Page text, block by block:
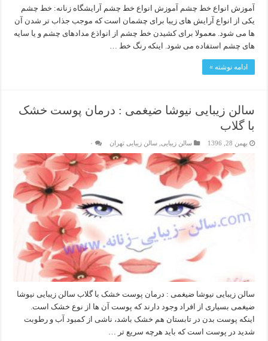
آموزش انواع خط چشم آموزش انواع خط چشم آرایشگاه زنانه: خط چشم
یکی از انواع آرایش های زیبا برای چشمان است که موجب جذاب تر شدن آن
ها می شود. معمولا برای کشیدن خط چشم از انواذع مدادهای چشم و یا سایه
های چشم استفاده می شود. اینکه رنگ خط …
ادامه نوشته »
سالن زیبایی نیوشا ضیغمی : درمان پوست خشک
با گلاب
بهمن 28, 1396 سالن زیبایی ,سالن زیبایی تهران ۰
سالن زیبایی نیوشا ضیغمی : درمان پوست خشک با گلاب سالن زیبایی نیوشا
ضیغمی بسیاری از افراد وجود دارند که پوست آن ها از نوع خشک است.
اینکه پوست بدن در تابستان هم خشک باشد، ناشی از کمبود آب و رطوبت
شدید در پوست است که باید هرچه سریع‌ تر …